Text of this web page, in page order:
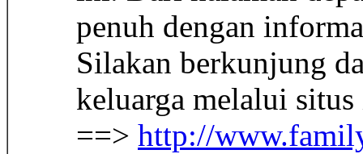
penuh dengan
Silakan berkunjung
keluarga melalui
==> http://